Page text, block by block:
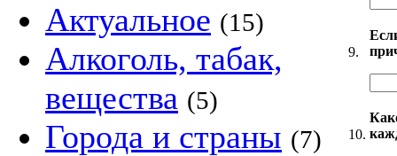
Актуальное (15)
Алкоголь, табак,
вещества (5)
Города и страны (7)
9.
10.